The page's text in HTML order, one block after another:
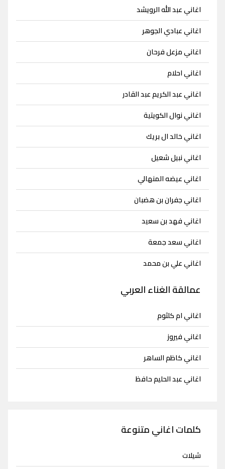
اغاني عبد الله الرويشد
اغاني عبادي الجوهر
اغاني مزعل فرحان
اغاني احلام
اغاني عبد الكريم عبد القادر
اغاني نوال الكويتية
اغاني خالد ال بريك
اغاني نبيل شعيل
اغاني عيضه المنهالي
اغاني جفران بن هضبان
اغاني فهد بن سعيد
اغاني سعد جمعة
اغاني علي بن محمد
عمالقة الغناء العربي
اغاني ام كلثوم
اغاني فيروز
اغاني كاظم الساهر
اغاني عبد الحليم حافظ
كلمات اغاني متنوعة
شيلات